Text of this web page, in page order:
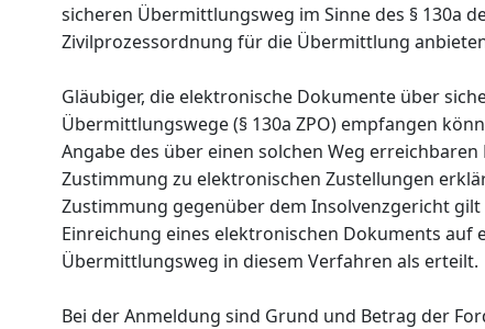
sicheren Übermittlungsweg im Sinne des § 130a
Zivilprozessordnung für die Übermittlung
Gläubiger, die elektronische Dokumente über
Übermittlungswege (§ 130a ZPO) empfangen
Angabe des über einen solchen Weg
Zustimmung zu elektronischen Zustellungen
Zustimmung gegenüber dem Insolvenzgericht
Einreichung eines elektronischen Dokuments auf
Übermittlungsweg in diesem Verfahren als erteilt.
Bei der Anmeldung sind Grund und Betrag der